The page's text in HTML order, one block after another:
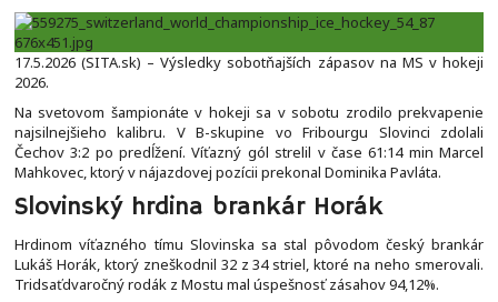
17.5.2026 (SITA.sk) – Výsledky sobotňajších zápasov na MS v hokeji
2026.
Na svetovom šampionáte v hokeji sa v sobotu zrodilo prekvapenie
najsilnejšieho kalibru. V B-skupine vo Fribourgu Slovinci zdolali
Čechov 3:2 po predĺžení. Víťazný gól strelil v čase 61:14 min Marcel
Mahkovec, ktorý v nájazdovej pozícii prekonal Dominika Pavláta.
Slovinský hrdina brankár Horák
Hrdinom víťazného tímu Slovinska sa stal pôvodom český brankár
Lukáš Horák, ktorý zneškodnil 32 z 34 striel, ktoré na neho smerovali.
Tridsaťdvaročný rodák z Mostu mal úspešnosť zásahov 94,12%.